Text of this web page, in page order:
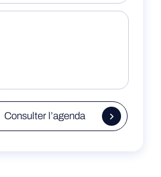
Consulter l’agenda